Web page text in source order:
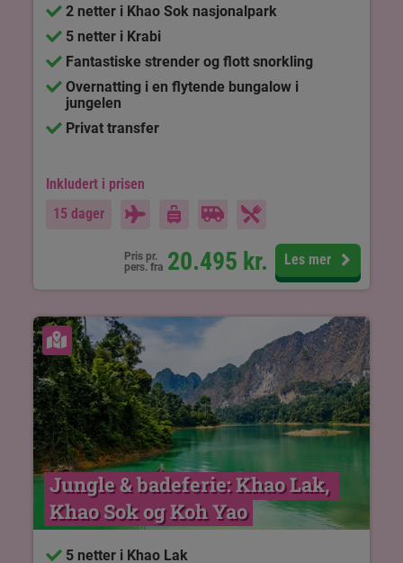
2 netter i Khao Sok nasjonalpark
5 netter i Krabi
Fantastiske strender og flott snorkling
Overnatting i en flytende bungalow i
jungelen
Privat transfer
Inkludert i prisen
15 dager
Pris pr.
pers. fra 20.495 kr. Les mer
Se kart
Jungle & badeferie: Khao Lak,
Khao Sok og Koh Yao
5 netter i Khao Lak